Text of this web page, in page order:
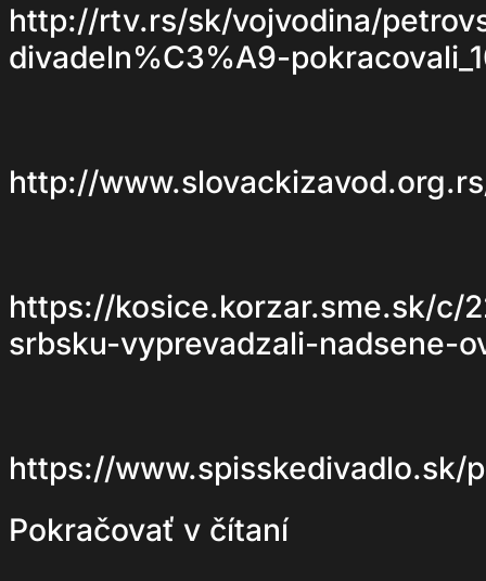
http://rtv.rs/sk/vojvodina/
divadeln%C3%A9-
http://
https://kosice.korzar.sme.sk/c/
srbsku-vyprevadzali-nadsene-
https://
Pokračovať v čítaní